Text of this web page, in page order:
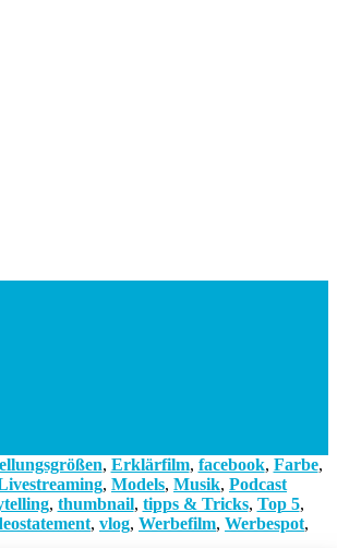
, Erklärfilm, facebook, Farbe,
, Models, Musik, Podcast
, thumbnail, tipps & Tricks, Top 5,
, vlog, Werbefilm, Werbespot,